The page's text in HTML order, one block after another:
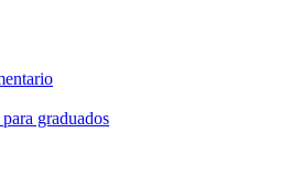
graduados